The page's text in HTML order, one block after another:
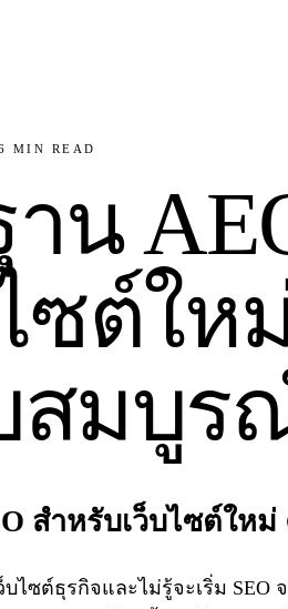
MIN READ
น
ซต์ใ
สมบูร
สำหรับเว็บไซต์ให
บไซต์ธุรกิจและไม่รู้จะเริ่ม